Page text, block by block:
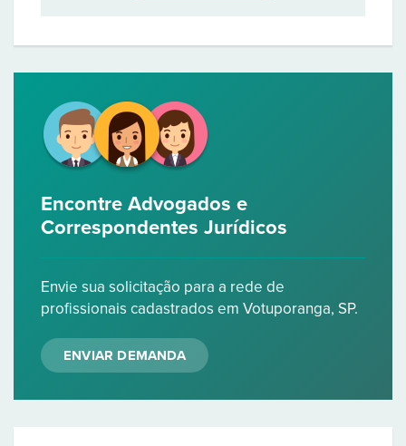
Encontre Advogados e
Correspondentes Jurídicos
Envie sua solicitação para a rede de
profissionais cadastrados em Votuporanga, SP.
ENVIAR DEMANDA